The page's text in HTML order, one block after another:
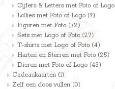
Cijfers & Letters met Foto of Logo
Lollies met Foto of Logo (9)
Figuren met Foto (72)
Sets met Logo of Foto (27)
T-shirts met Logo of Foto (4)
Harten en Sterren met Foto (25)
Dieren met Foto of Logo (43)
Cadeaukaarten (1)
Zelf een doos vullen (0)